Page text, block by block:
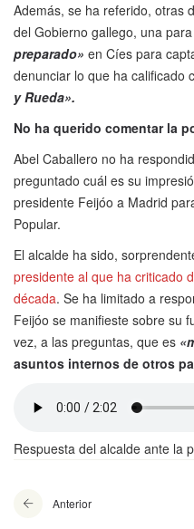
Además, se ha referido, otras
del Gobierno gallego, una
preparado» en Cíes para
denunciar lo que ha calificado
y Rueda».
No ha querido comentar la
Abel Caballero no ha
preguntado cuál es su
presidente Feijóo a Madrid
Popular.
El alcalde ha sido,
presidente al que ha criticado
década. Se ha limitado a
Feijóo se manifieste sobre su
vez, a las preguntas, que es
asuntos internos de otros
Respuesta del alcalde ante la
Anterior